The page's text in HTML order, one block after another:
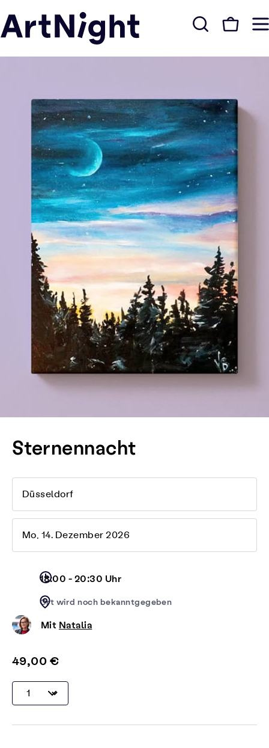
Sternennacht
Düsseldorf
Mo, 14. Dezember 2026
18:00 - 20:30 Uhr
Ort wird noch bekanntgegeben
Mit Natalia
49,00 €